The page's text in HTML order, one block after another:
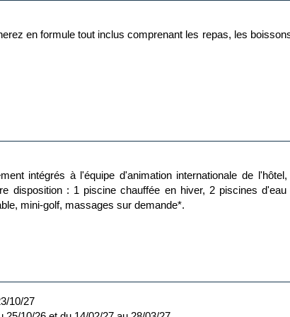
en formule tout inclus comprenant les repas, les
petits gâteaux, pâtisseries, fruits, café, jus et sodas)
:
à minuit. A noter également qu'une tenue correcte est
intégrés à l'équipe d'animation internationale de
disposition : 1 piscine chauffée en hiver, 2 piscines
mini-golf, massages sur demande*.
extérieurs peuvent ne pas être praticables et certaines
10/27